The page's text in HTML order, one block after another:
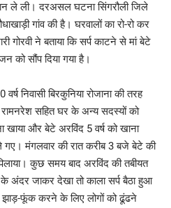
ले ली। दरअसल घटना सिंगरौली जिले
गांव की है। घरवालों का रो-रो कर
गोरवी ने बताया कि सर्प काटने से मां बेटे
को सौंप दिया गया है।
निवासी बिरकुनिया रोजाना की तरह
रामनरेश सहित घर के अन्य सदस्यों को
खाया और बेटे अरविंद 5 वर्ष को खाना
गए। मंगलवार की रात करीब 3 बजे बेटे की
कुछ समय बाद अरविंद की तबीयत
अंदर जाकर देखा तो काला सर्प बैठा हुआ
फूंक करने के लिए लोगों को ढूंढने